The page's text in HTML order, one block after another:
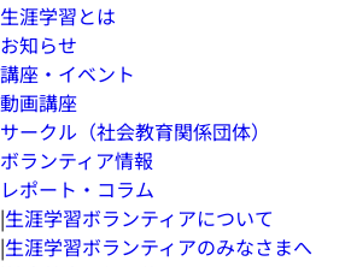
生涯学習とは
お知らせ
講座・イベント
動画講座
サークル（社会教育関係団体）
ボランティア情報
レポート・コラム
|生涯学習ボランティアについて
|生涯学習ボランティアのみなさまへ